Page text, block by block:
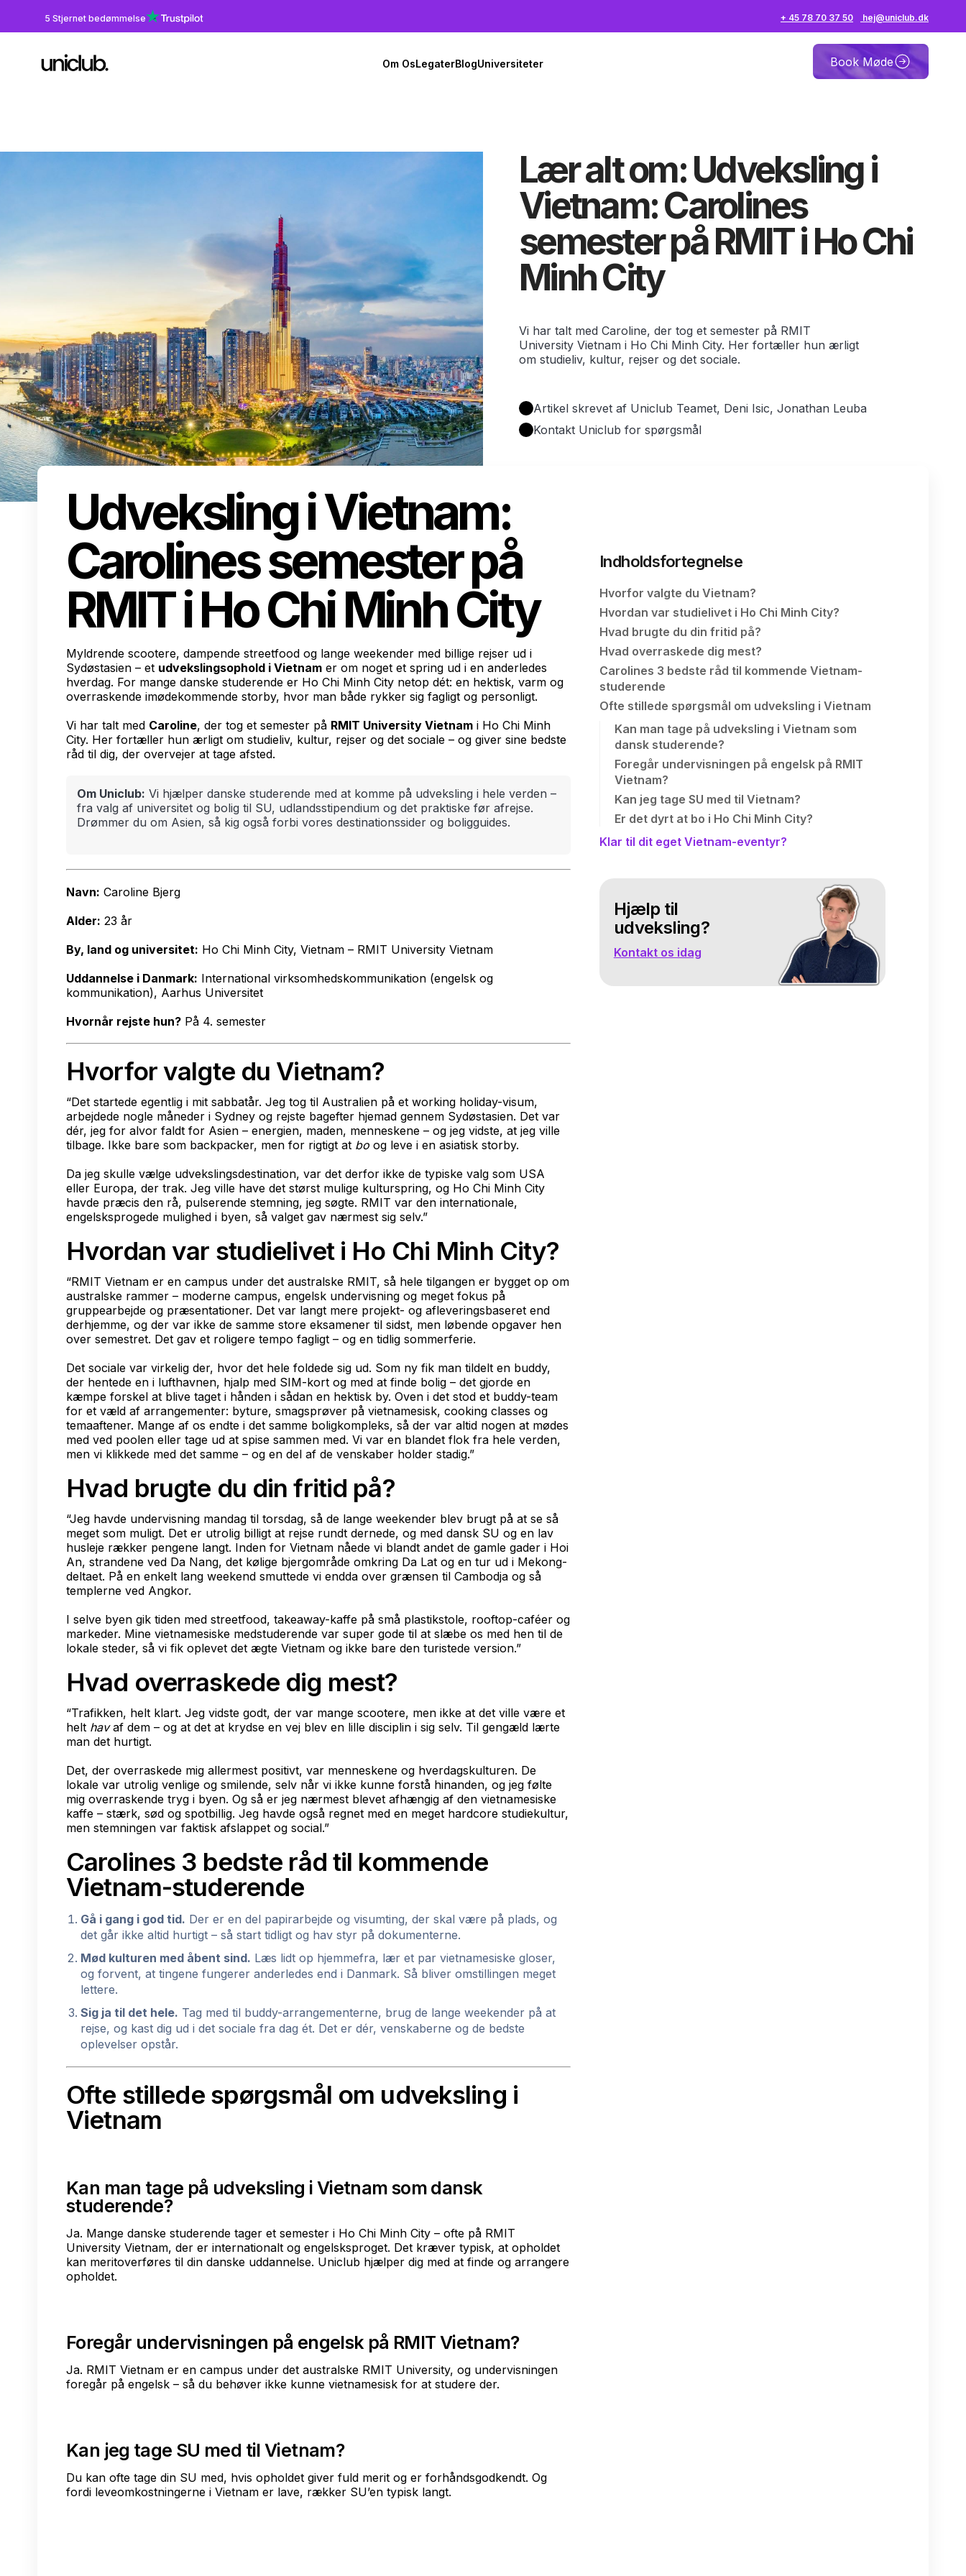
5 Stjernet bedømmelse + 45 78 70 37 50 hej@uniclub.dk
Om OsLegaterBlogUniversiteter Book Møde
Lær alt om: Udveksling i
Vietnam: Carolines
semester på RMIT i Ho Chi
Minh City
Vi har talt med Caroline, der tog et semester på RMIT
University Vietnam i Ho Chi Minh City. Her fortæller hun ærligt
om studieliv, kultur, rejser og det sociale.
Artikel skrevet af Uniclub Teamet, Deni Isic, Jonathan Leuba
Kontakt Uniclub for spørgsmål
Udveksling i Vietnam:
Carolines semester på
RMIT i Ho Chi Minh City
Myldrende scootere, dampende streetfood og lange weekender med billige rejser ud i
Sydøstasien – et udvekslingsophold i Vietnam er om noget et spring ud i en anderledes
hverdag. For mange danske studerende er Ho Chi Minh City netop dét: en hektisk, varm og
overraskende imødekommende storby, hvor man både rykker sig fagligt og personligt.
Vi har talt med Caroline, der tog et semester på RMIT University Vietnam i Ho Chi Minh
City. Her fortæller hun ærligt om studieliv, kultur, rejser og det sociale – og giver sine bedste
råd til dig, der overvejer at tage afsted.
Om Uniclub: Vi hjælper danske studerende med at komme på udveksling i hele verden –
fra valg af universitet og bolig til SU, udlandsstipendium og det praktiske før afrejse.
Drømmer du om Asien, så kig også forbi vores destinationssider og boligguides.
Navn: Caroline Bjerg
Alder: 23 år
By, land og universitet: Ho Chi Minh City, Vietnam – RMIT University Vietnam
Uddannelse i Danmark: International virksomhedskommunikation (engelsk og
kommunikation), Aarhus Universitet
Hvornår rejste hun? På 4. semester
Hvorfor valgte du Vietnam?
“Det startede egentlig i mit sabbatår. Jeg tog til Australien på et working holiday-visum,
arbejdede nogle måneder i Sydney og rejste bagefter hjemad gennem Sydøstasien. Det var
dér, jeg for alvor faldt for Asien – energien, maden, menneskene – og jeg vidste, at jeg ville
tilbage. Ikke bare som backpacker, men for rigtigt at bo og leve i en asiatisk storby.
Da jeg skulle vælge udvekslingsdestination, var det derfor ikke de typiske valg som USA
eller Europa, der trak. Jeg ville have det størst mulige kulturspring, og Ho Chi Minh City
havde præcis den rå, pulserende stemning, jeg søgte. RMIT var den internationale,
engelsksprogede mulighed i byen, så valget gav nærmest sig selv.”
Hvordan var studielivet i Ho Chi Minh City?
“RMIT Vietnam er en campus under det australske RMIT, så hele tilgangen er bygget op om
australske rammer – moderne campus, engelsk undervisning og meget fokus på
gruppearbejde og præsentationer. Det var langt mere projekt- og afleveringsbaseret end
derhjemme, og der var ikke de samme store eksamener til sidst, men løbende opgaver hen
over semestret. Det gav et roligere tempo fagligt – og en tidlig sommerferie.
Det sociale var virkelig der, hvor det hele foldede sig ud. Som ny fik man tildelt en buddy,
der hentede en i lufthavnen, hjalp med SIM-kort og med at finde bolig – det gjorde en
kæmpe forskel at blive taget i hånden i sådan en hektisk by. Oven i det stod et buddy-team
for et væld af arrangementer: byture, smagsprøver på vietnamesisk, cooking classes og
temaaftener. Mange af os endte i det samme boligkompleks, så der var altid nogen at mødes
med ved poolen eller tage ud at spise sammen med. Vi var en blandet flok fra hele verden,
men vi klikkede med det samme – og en del af de venskaber holder stadig.”
Hvad brugte du din fritid på?
“Jeg havde undervisning mandag til torsdag, så de lange weekender blev brugt på at se så
meget som muligt. Det er utrolig billigt at rejse rundt dernede, og med dansk SU og en lav
husleje rækker pengene langt. Inden for Vietnam nåede vi blandt andet de gamle gader i Hoi
An, strandene ved Da Nang, det kølige bjergområde omkring Da Lat og en tur ud i Mekong-
deltaet. På en enkelt lang weekend smuttede vi endda over grænsen til Cambodja og så
templerne ved Angkor.
I selve byen gik tiden med streetfood, takeaway-kaffe på små plastikstole, rooftop-caféer og
markeder. Mine vietnamesiske medstuderende var super gode til at slæbe os med hen til de
lokale steder, så vi fik oplevet det ægte Vietnam og ikke bare den turistede version.”
Hvad overraskede dig mest?
“Trafikken, helt klart. Jeg vidste godt, der var mange scootere, men ikke at det ville være et
helt havaf dem – og at det at krydse en vej blev en lille disciplin i sig selv. Til gengæld lærte
man det hurtigt.
Det, der overraskede mig allermest positivt, var menneskene og hverdagskulturen. De
lokale var utrolig venlige og smilende, selv når vi ikke kunne forstå hinanden, og jeg følte
mig overraskende tryg i byen. Og så er jeg nærmest blevet afhængig af den vietnamesiske
kaffe – stærk, sød og spotbillig. Jeg havde også regnet med en meget hardcore studiekultur,
men stemningen var faktisk afslappet og social.”
Carolines 3 bedste råd til kommende
Vietnam-studerende
Gå i gang i god tid. Der er en del papirarbejde og visumting, der skal være på plads, og
det går ikke altid hurtigt – så start tidligt og hav styr på dokumenterne.
Mød kulturen med åbent sind. Læs lidt op hjemmefra, lær et par vietnamesiske gloser,
og forvent, at tingene fungerer anderledes end i Danmark. Så bliver omstillingen meget
lettere.
Sig ja til det hele. Tag med til buddy-arrangementerne, brug de lange weekender på at
rejse, og kast dig ud i det sociale fra dag ét. Det er dér, venskaberne og de bedste
oplevelser opstår.
Ofte stillede spørgsmål om udveksling i
Vietnam
Kan man tage på udveksling i Vietnam som dansk
studerende?
Ja. Mange danske studerende tager et semester i Ho Chi Minh City – ofte på RMIT
University Vietnam, der er internationalt og engelsksproget. Det kræver typisk, at opholdet
kan meritoverføres til din danske uddannelse. Uniclub hjælper dig med at finde og arrangere
opholdet.
Foregår undervisningen på engelsk på RMIT Vietnam?
Ja. RMIT Vietnam er en campus under det australske RMIT University, og undervisningen
foregår på engelsk – så du behøver ikke kunne vietnamesisk for at studere der.
Kan jeg tage SU med til Vietnam?
Du kan ofte tage din SU med, hvis opholdet giver fuld merit og er forhåndsgodkendt. Og
fordi leveomkostningerne i Vietnam er lave, rækker SU’en typisk langt.
Indholdsfortegnelse
Hvorfor valgte du Vietnam?
Hvordan var studielivet i Ho Chi Minh City?
Hvad brugte du din fritid på?
Hvad overraskede dig mest?
Carolines 3 bedste råd til kommende Vietnam-
studerende
Ofte stillede spørgsmål om udveksling i Vietnam
Kan man tage på udveksling i Vietnam som
dansk studerende?
Foregår undervisningen på engelsk på RMIT
Vietnam?
Kan jeg tage SU med til Vietnam?
Er det dyrt at bo i Ho Chi Minh City?
Klar til dit eget Vietnam-eventyr?
Hjælp til
udveksling?
Kontakt os idag